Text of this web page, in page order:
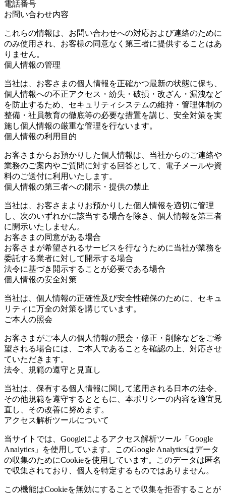
電話番号
お問い合わせ内容
これらの情報は、お問い合わせへの対応および連絡のために
のみ使用され、お客様の同意なく第三者に提供することはあ
りません。
個人情報の管理
当社は、お客さまの個人情報を正確かつ最新の状態に保ち、
個人情報への不正アクセス・紛失・破損・改ざん・漏洩など
を防止するため、セキュリティシステムの維持・管理体制の
整備・社員教育の徹底等の必要な措置を講じ、安全対策を実
施し個人情報の厳重な管理を行ないます。
個人情報の利用目的
お客さまからお預かりした個人情報は、当社からのご連絡や
業務のご案内やご質問に対する回答として、電子メールや資
料のご送付に利用いたします。
個人情報の第三者への開示・提供の禁止
当社は、お客さまよりお預かりした個人情報を適切に管理
し、次のいずれかに該当する場合を除き、個人情報を第三者
に開示いたしません。
お客さまの同意がある場合
お客さまが希望されるサービスを行なうために当社が業務を
委託する業者に対して開示する場合
法令に基づき開示することが必要である場合
個人情報の安全対策
当社は、個人情報の正確性及び安全性確保のために、セキュ
リティに万全の対策を講じています。
ご本人の照会
お客さまがご本人の個人情報の照会・修正・削除などをご希
望される場合には、ご本人であることを確認の上、対応させ
ていただきます。
法令、規範の遵守と見直し
当社は、保有する個人情報に関して適用される日本の法令、
その他規範を遵守するとともに、本ポリシーの内容を適宜見
直し、その改善に努めます。
アクセス解析ツールについて
当サイトでは、Googleによるアクセス解析ツール「Google
Analytics」を使用しています。このGoogle Analyticsはデータ
の収集のためにCookieを使用しています。このデータは匿名
で収集されており、個人を特定するものではありません。
この機能はCookieを無効にすることで収集を拒否することが